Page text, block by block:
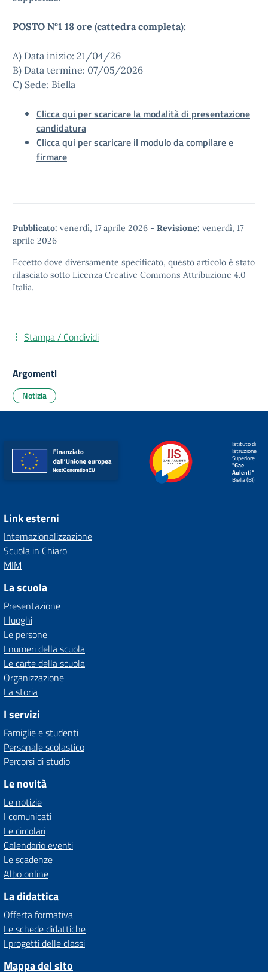
POSTO N°1 18 ore (cattedra completa):
A) Data inizio: 21/04/26
B) Data termine: 07/05/2026
C) Sede: Biella
Clicca qui per scaricare la modalità di presentazione
candidatura
Clicca qui per scaricare il modulo da compilare e
firmare
Pubblicato: venerdì, 17 aprile 2026 - Revisione: venerdì, 17
aprile 2026
Eccetto dove diversamente specificato, questo articolo è stato
rilasciato sotto Licenza Creative Commons Attribuzione 4.0
Italia.
Stampa / Condividi
Argomenti
Notizia
Istituto di
Istruzione
Superiore
"Gae
Aulenti"
Biella (BI)
Link esterni
Internazionalizzazione
Scuola in Chiaro
MIM
La scuola
Presentazione
I luoghi
Le persone
I numeri della scuola
Le carte della scuola
Organizzazione
La storia
I servizi
Famiglie e studenti
Personale scolastico
Percorsi di studio
Le novità
Le notizie
I comunicati
Le circolari
Calendario eventi
Le scadenze
Albo online
La didattica
Offerta formativa
Le schede didattiche
I progetti delle classi
Mappa del sito